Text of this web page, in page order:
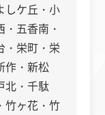
しケ丘・小
五香南・
・栄町・栄
作・新松
北・千駄
竹ヶ花・竹